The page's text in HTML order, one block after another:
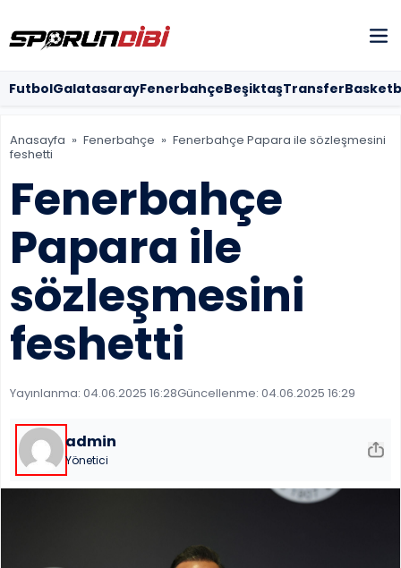
Futbol
İLETİŞİM
Çerez ve
SOSYAL
FutbolGalatasarayFenerbahçeBeşiktaşTransfer
Anasayfa » Fenerbahçe » Fenerbahçe Papara ile sözleşmesini
feshetti
Fenerbahçe
Papara ile
sözleşmesini
feshetti
Yayınlanma: 04.06.2025 16:28Güncellenme: 04.06.2025 16:29
admin
Yönetici